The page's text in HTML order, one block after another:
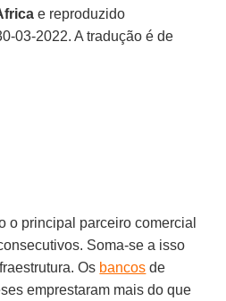
e reproduzido
03-2022. A tradução é de
o principal parceiro comercial
Soma-se a isso
Os bancos de
emprestaram mais do que